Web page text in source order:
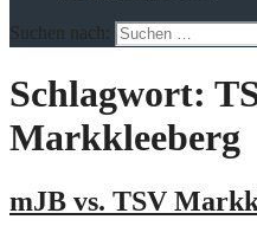
Suchen nach:
Schlagwort:
Markkleeberg
mJB vs. TSV